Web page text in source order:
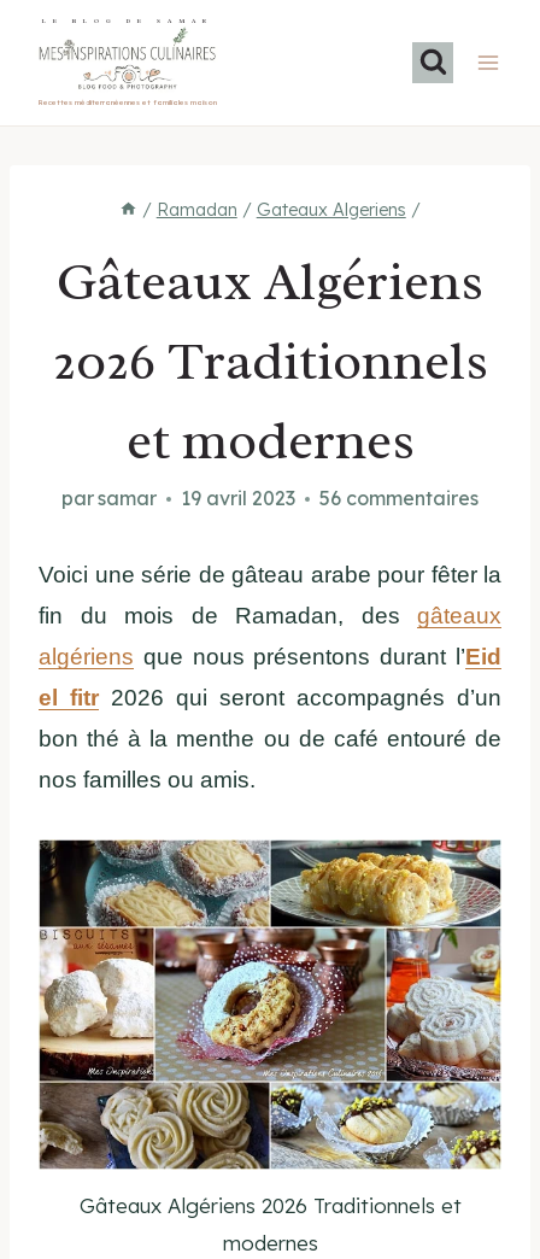
LE BLOG DE SAMAR
Recettes méditerranéennes et familiales maison
/ Ramadan / Gateaux Algeriens /
Gâteaux Algériens
2026 Traditionnels
et modernes
parsamar 19 avril 2023 56 commentaires
Voici une série de gâteau arabe pour fêter la
fin du mois de Ramadan, des gâteaux
algériens que nous présentons durant l’Eid
el fitr 2026 qui seront accompagnés d’un
bon thé à la menthe ou de café entouré de
nos familles ou amis.
Gâteaux Algériens 2026 Traditionnels et
modernes